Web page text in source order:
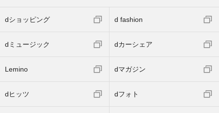
dショッピング d fashion
dミュージック dカーシェア
Lemino dマガジン
dヒッツ dフォト